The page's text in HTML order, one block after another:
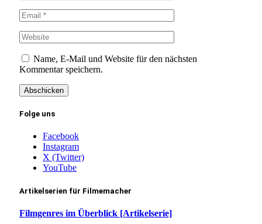
Name, E-Mail und Website für den nächsten
Kommentar speichern.
Folge uns
Facebook
Instagram
X (Twitter)
YouTube
Artikelserien für Filmemacher
Filmgenres im Überblick [Artikelserie]